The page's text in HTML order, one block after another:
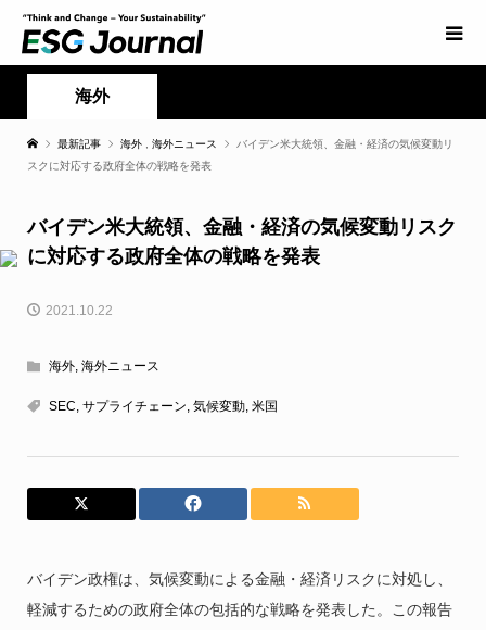
海外
最新記事 海外 海外ニュース
バイデン米大統領、金融・経済の気候変動リ
スクに対応する政府全体の戦略を発表
バイデン米大統領、金融・経済の気候変動リスク
に対応する政府全体の戦略を発表
2021.10.22
海外, 海外ニュース
SEC, サプライチェーン, 気候変動, 米国
バイデン政権は、気候変動による金融・経済リスクに対処し、
軽減するための政府全体の包括的な戦略を発表した。この報告